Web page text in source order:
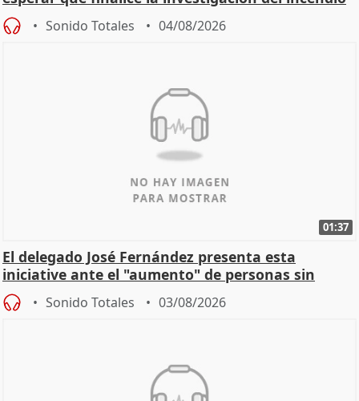
Sonido Totales 04/08/2026
01:37
El delegado José Fernández presenta esta
iniciative ante el "aumento" de personas sin
hogar en Madri
Sonido Totales 03/08/2026